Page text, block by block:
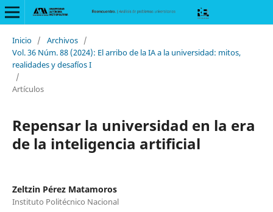
Inicio / Archivos /
Vol. 36 Núm. 88 (2024): El arribo de la IA a la universidad: mitos,
realidades y desafíos I
/
Artículos
Repensar la universidad en la era
de la inteligencia artificial
Zeltzin Pérez Matamoros
Instituto Politécnico Nacional